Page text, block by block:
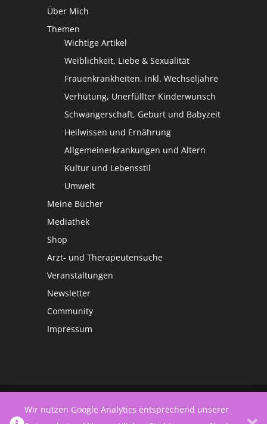
Über Mich
Themen
Wichtige Artikel
Weiblichkeit, Liebe & Sexualität
Frauenkrankheiten, inkl. Wechseljahre
Verhütung, Unerfüllter Kinderwunsch
Schwangerschaft, Geburt und Babyzeit
Heilwissen und Ernährung
Allgemeinerkrankungen und Altern
Kultur und Lebensstil
Umwelt
Meine Bücher
Mediathek
Shop
Arzt- und Therapeutensuche
Veranstaltungen
Newsletter
Community
Impressum
Wir nutzen Google Analytics entsprechend unserer